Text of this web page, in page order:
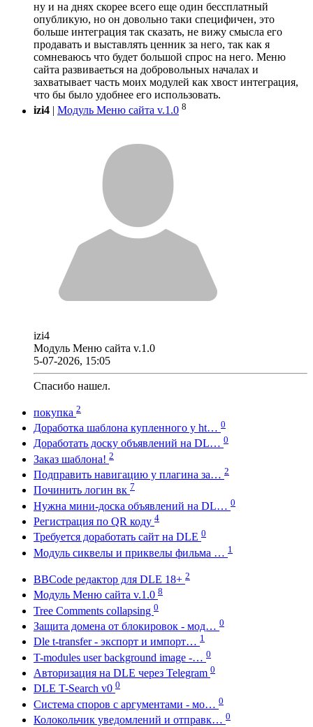
ну и на днях скорее всего еще один бессплатный
опубликую, но он довольно таки специфичен, это
больше интеграция так сказать, не вижу смысла его
продавать и выставлять ценник за него, так как я
сомневаюсь что будет большой спрос на него. Меню
сайта развиваеться на добровольных началах и
захватывает часть моих модулей как хвост интеграция,
что бы было удобнее его использовать.
izi4
Модуль Меню сайта v.1.0 8
izi4
Модуль Меню сайта v.1.0
5-07-2026, 15:05
Спасибо нашел.
покупка 2
Доработка шаблона купленного у ht… 0
Доработать доску объявлений на DL… 0
Заказ шаблона! 2
Подправить навигацию у плагина за… 2
Починить логин вк 7
Нужна мини-доска объявлений на DL… 0
Регистрация по QR коду 4
Требуется доработать сайт на DLE 0
Модуль сиквелы и приквелы фильма … 1
BBCode редактор для DLE 18+ 2
Модуль Меню сайта v.1.0 8
Tree Comments collapsing 0
Защита домена от блокировок - мод… 0
Dle t-transfer - экспорт и импорт… 1
T-modules user background image -… 0
Авторизация на DLE через Telegram 0
DLE T-Search v0 0
Система споров с аргументами - мо… 0
Колокольчик уведомлений и отправк… 0